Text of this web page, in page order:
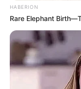
HABERION
Rare Elephant